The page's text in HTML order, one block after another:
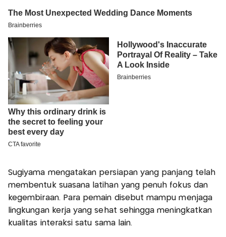
Sugiyama mengatakan persiapan yang panjang telah
membentuk suasana latihan yang penuh fokus dan
kegembiraan. Para pemain disebut mampu menjaga
lingkungan kerja yang sehat sehingga meningkatkan
kualitas interaksi satu sama lain.